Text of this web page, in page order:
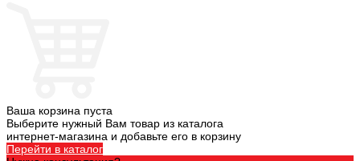
Ваша корзина пуста
Выберите нужный Вам товар из каталога
интернет-магазина и добавьте его в корзину
Перейти в каталог